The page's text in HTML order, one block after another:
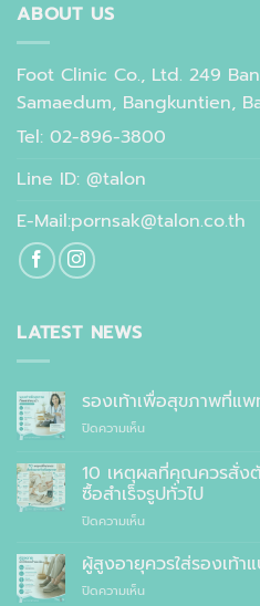
ABOUT US
Foot Clinic Co., Ltd. 249
Samaedum, Bangkuntien,
Tel: 02-896-3800
Line ID: @talon
E-Mail:pornsak@talon.co.th
LATEST NEWS
รองเท้าเพื่อสุขภาพที่แพ
ปิดความเห็นบน
เพื่อ
สุขภาพ
ที่
แพทย์
10 เหตุผลที่คุณควรสั่ง
ซื้อสำเร็จรูปทั่วไป
ปิดความเห็นบน
เหตุผล
คุณ
ผู้สูงอายุควรใส่รองเท้า
ปิดความเห็นบน